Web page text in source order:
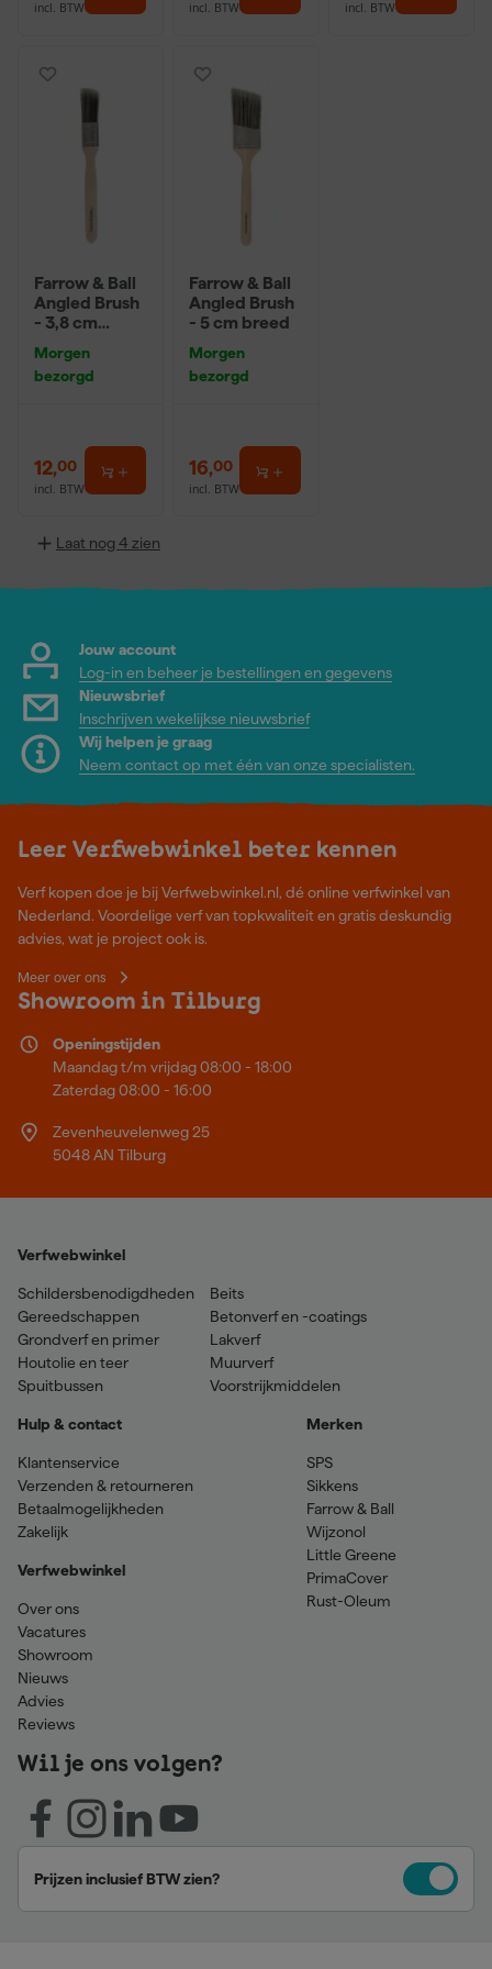
incl. BTW incl. BTW incl. BTW
Farrow & Ball
Angled Brush
- 3,8 cm
Morgen
bezorgd
12,00
incl. BTW
Farrow & Ball
Angled Brush
- 5 cm breed
Morgen
bezorgd
16,00
incl. BTW
Laat nog 4 zien
Jouw account
Log-in en beheer je bestellingen en gegevens
Nieuwsbrief
Inschrijven wekelijkse nieuwsbrief
Wij helpen je graag
Neem contact op met één van onze specialisten.
Leer Verfwebwinkel beter kennen
Verf kopen doe je bij Verfwebwinkel.nl, dé online verfwinkel van
Nederland. Voordelige verf van topkwaliteit en gratis deskundig
advies, wat je project ook is.
Meer over ons
Showroom in Tilburg
Openingstijden
Maandag t/m vrijdag 08:00 - 18:00
Zaterdag 08:00 - 16:00
Zevenheuvelenweg 25
5048 AN Tilburg
Verfwebwinkel
Schildersbenodigdheden
Gereedschappen
Grondverf en primer
Houtolie en teer
Spuitbussen
Beits
Betonverf en -coatings
Lakverf
Muurverf
Voorstrijkmiddelen
Hulp & contact
Klantenservice
Verzenden & retourneren
Betaalmogelijkheden
Zakelijk
Verfwebwinkel
Over ons
Vacatures
Showroom
Nieuws
Advies
Reviews
Merken
SPS
Sikkens
Farrow & Ball
Wijzonol
Little Greene
PrimaCover
Rust-Oleum
Wil je ons volgen?
Prijzen inclusief BTW zien?